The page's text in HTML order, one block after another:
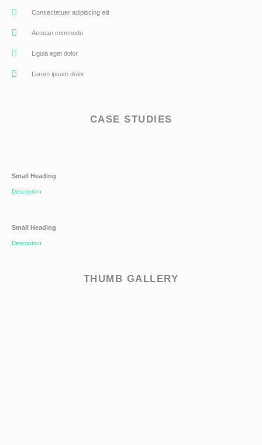
Consectetuer adipiscing elit
Aenean commodo
Ligula eget dolor
Lorem ipsum dolor
CASE STUDIES
Small Heading
Description
Small Heading
Description
THUMB GALLERY